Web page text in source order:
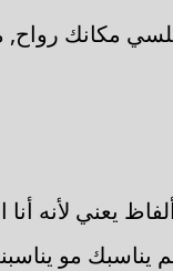
مكانك
يعني لأنه
يناسبك مو